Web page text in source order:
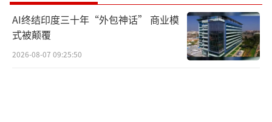
AI终结印度三十年“外包神话” 商业模
式被颠覆
2026-08-07 09:25:50